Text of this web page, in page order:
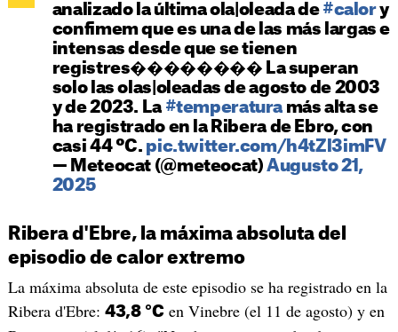
analizado la última ola|oleada de #calory
confimem que es una de las más largas e
intensas desde que se tienen
registres����️���� La superan
solo las olas|oleadas de agosto de 2003
y de 2023. La #temperatura más alta se
ha registrado en la Ribera de Ebro, con
casi 44 ºC. pic.twitter.com/h4tZl3imFV
— Meteocat (@meteocat)Augusto 21,
2025
Ribera d'Ebre, la máxima absoluta del
episodio de calor extremo
La máxima absoluta de este episodio se ha registrado en la
Ribera d'Ebre: 43,8 °C en Vinebre (el 11 de agosto) y en